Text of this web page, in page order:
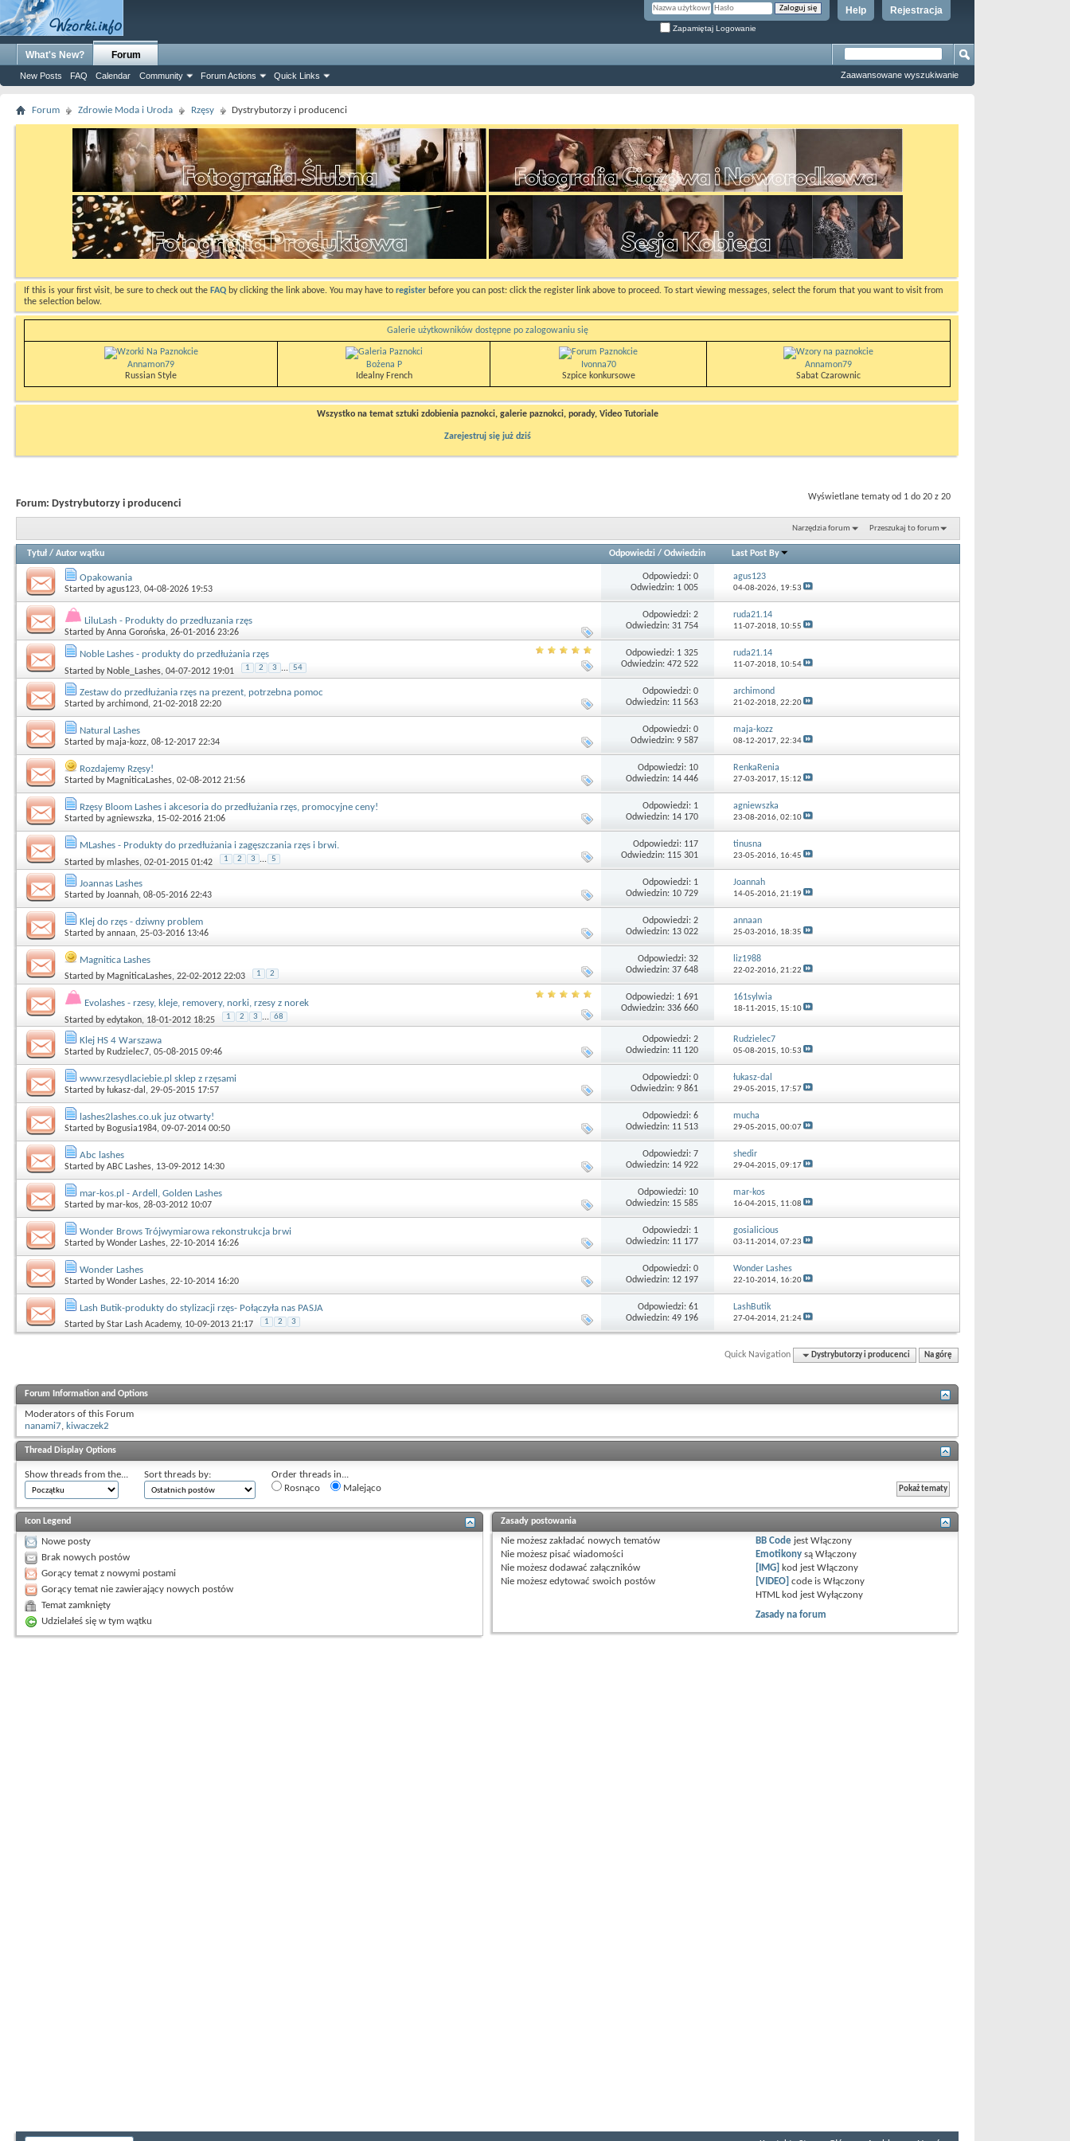
Rejestracja
Help
Zapamiętaj Logowanie
What's New? Forum
New Posts FAQ Calendar Community Forum Actions Quick Links Zaawansowane wyszukiwanie
Forum Zdrowie Moda i Uroda Rzęsy Dystrybutorzy i producenci
If this is your first visit, be sure to check out the FAQ by clicking the link above. You may have to register before you can post: click the register link above to proceed. To start viewing messages, select the forum that you want to visit from
the selection below.
Galerie użytkowników dostępne po zalogowaniu się
Annamon79
Russian Style
Bożena P
Idealny French
Ivonna70
Szpice konkursowe
Annamon79
Sabat Czarownic
Wszystko na temat sztuki zdobienia paznokci, galerie paznokci, porady, Video Tutoriale
Zarejestruj się już dziś
Wyświetlane tematy od 1 do 20 z 20
Forum: Dystrybutorzy i producenci
Narzędzia forum Przeszukaj to forum
Tytuł / Autor wątku Odpowiedzi/ Odwiedzin Last Post By
Opakowania
Started byagus123, 04-08-2026 19:53
Odpowiedzi: 0
Odwiedzin: 1 005
agus123
04-08-2026, 19:53
LiluLash - Produkty do przedłuzania rzęs
Started byAnna Gorońska, 26-01-2016 23:26
Odpowiedzi: 2
Odwiedzin: 31 754
ruda21.14
11-07-2018, 10:55
Noble Lashes - produkty do przedłużania rzęs
Started by Noble_Lashes, 04-07-2012 19:01 1 2 3 ... 54
Odpowiedzi: 1 325
Odwiedzin: 472 522
ruda21.14
11-07-2018, 10:54
Zestaw do przedłużania rzęs na prezent, potrzebna pomoc
Started byarchimond, 21-02-2018 22:20
Odpowiedzi: 0
Odwiedzin: 11 563
archimond
21-02-2018, 22:20
Natural Lashes
Started bymaja-kozz, 08-12-2017 22:34
Odpowiedzi: 0
Odwiedzin: 9 587
maja-kozz
08-12-2017, 22:34
Rozdajemy Rzęsy!
Started by MagniticaLashes, 02-08-2012 21:56
Odpowiedzi: 10
Odwiedzin: 14 446
RenkaRenia
27-03-2017, 15:12
Rzęsy Bloom Lashes i akcesoria do przedłużania rzęs, promocyjne ceny!
Started byagniewszka, 15-02-2016 21:06
Odpowiedzi: 1
Odwiedzin: 14 170
agniewszka
23-08-2016, 02:10
MLashes - Produkty do przedłużania i zagęszczania rzęs i brwi.
Started bymlashes, 02-01-2015 01:42 1 2 3 ... 5
Odpowiedzi: 117
Odwiedzin: 115 301
tinusna
23-05-2016, 16:45
Joannas Lashes
Started byJoannah, 08-05-2016 22:43
Odpowiedzi: 1
Odwiedzin: 10 729
Joannah
14-05-2016, 21:19
Klej do rzęs - dziwny problem
Started byannaan, 25-03-2016 13:46
Odpowiedzi: 2
Odwiedzin: 13 022
annaan
25-03-2016, 18:35
Magnitica Lashes
Started by MagniticaLashes, 22-02-2012 22:03 1 2
Odpowiedzi: 32
Odwiedzin: 37 648
liz1988
22-02-2016, 21:22
Evolashes - rzesy, kleje, removery, norki, rzesy z norek
Started byedytakon, 18-01-2012 18:25 1 2 3 ... 68
Odpowiedzi: 1 691
Odwiedzin: 336 660
161sylwia
18-11-2015, 15:10
Klej HS 4 Warszawa
Started by Rudzielec7, 05-08-2015 09:46
Odpowiedzi: 2
Odwiedzin: 11 120
Rudzielec7
05-08-2015, 10:53
www.rzesydlaciebie.pl sklep z rzęsami
Started byłukasz-dal , 29-05-2015 17:57
Odpowiedzi: 0
Odwiedzin: 9 861
łukasz-dal
29-05-2015, 17:57
lashes2lashes.co.uk juz otwarty!
Started by Bogusia1984, 09-07-2014 00:50
Odpowiedzi: 6
Odwiedzin: 11 513
mucha
29-05-2015, 00:07
Abc lashes
Started byABC Lashes, 13-09-2012 14:30
Odpowiedzi: 7
Odwiedzin: 14 922
shedir
29-04-2015, 09:17
mar-kos.pl - Ardell, Golden Lashes
Started bymar-kos, 28-03-2012 10:07
Odpowiedzi: 10
Odwiedzin: 15 585
mar-kos
16-04-2015, 11:08
Wonder Brows Trójwymiarowa rekonstrukcja brwi
Started byWonder Lashes, 22-10-2014 16:26
Odpowiedzi: 1
Odwiedzin: 11 177
gosialicious
03-11-2014, 07:23
Wonder Lashes
Started byWonder Lashes, 22-10-2014 16:20
Odpowiedzi: 0
Odwiedzin: 12 197
Wonder Lashes
22-10-2014, 16:20
Lash Butik-produkty do stylizacji rzęs- Połączyła nas PASJA
Started byStar Lash Academy, 10-09-2013 21:17 1 2 3
Odpowiedzi: 61
Odwiedzin: 49 196
LashButik
27-04-2014, 21:24
Quick Navigation Dystrybutorzy i producenci Na górę
Forum Information and Options
Moderators of this Forum
nanami7, kiwaczek2
Thread Display Options
Show threads from the... Sort threads by:
Order threads in...
Rosnąco
Malejąco
Icon Legend
Nowe posty
Brak nowych postów
Gorący temat z nowymi postami
Gorący temat nie zawierający nowych postów
Temat zamknięty
Udzielałeś się w tym wątku
Zasady postowania
Nie możeszzakładać nowych tematów
Nie możeszpisać wiadomości
Nie możeszdodawać załączników
Nie możeszedytować swoich postów
BB Code jestWłączony
Emotikony sąWłączony
[IMG] kod jestWłączony
[VIDEO] code isWłączony
HTML kod jestWyłączony
Zasady na forum